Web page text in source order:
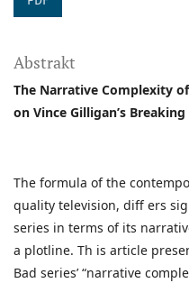
Abstrakt
The Narrative Complexity
on Vince Gilligan’s Breaking
The formula of the
quality television, diff ers
series in terms of its
a plotline. Th is article
Bad series’ “narrative